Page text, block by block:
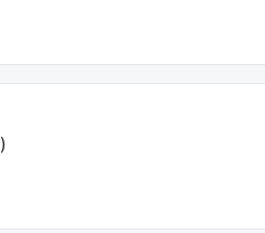
)